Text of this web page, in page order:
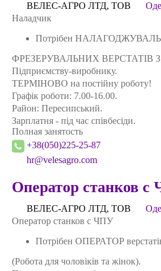
ВЕЛЕС-АГРО ЛТД, ТОВ
Наладчик
Потрібен
ФРЕЗЕРУВАЛЬНИХ ВЕРСТАТІВ
Підприємству-виробнику.
ТЕРМІНОВО на постійну роботу!
Графік роботи: 7.00-16.00.
Район: Пересипський.
Зарплатня - під час співбесіди.
Полная занятость
+38(050)225-25-87
hr@velesagro.com
Оператор станков
ВЕЛЕС-АГРО ЛТД, ТОВ
Оператор станков с ЧПУ
Потрібен ОПЕРАТОР
(Робота для чоловіків та жінок).